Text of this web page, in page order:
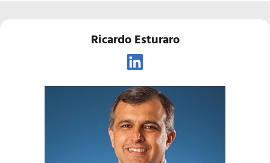
Ricardo Esturaro